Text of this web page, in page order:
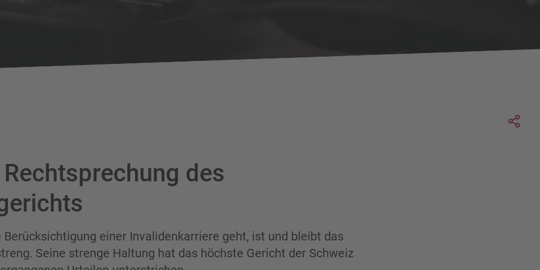
des
Berücksichtigung einer Invalidenkarriere geht, ist und bleibt das
Seine strenge Haltung hat das höchste Gericht der Schweiz